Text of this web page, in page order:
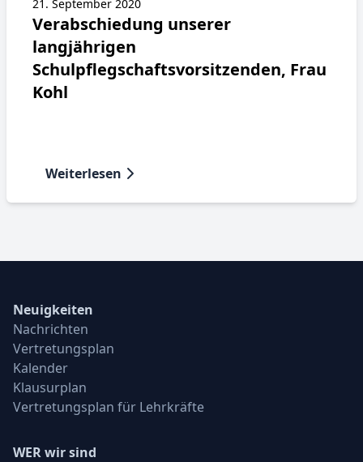
21. September 2020
Verabschiedung unserer
langjährigen
Schulpflegschaftsvorsitzenden, Frau
Kohl
Weiterlesen
Neuigkeiten
Nachrichten
Vertretungsplan
Kalender
Klausurplan
Vertretungsplan für Lehrkräfte
WER wir sind